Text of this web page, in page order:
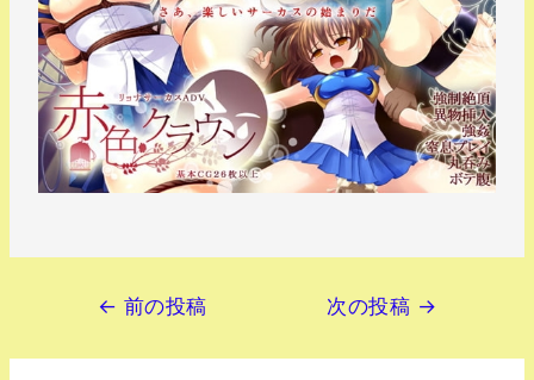
← 前の投稿 次の投稿 →